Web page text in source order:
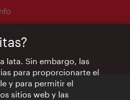
lata. Sin embargo, las
para proporcionarte el
y para permitir el
sitios web y las